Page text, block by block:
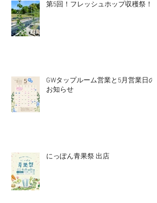
第5回！フレッシュホップ収穫祭！
GWタップルーム営業と5月営業日の
お知らせ
にっぽん青果祭 出店